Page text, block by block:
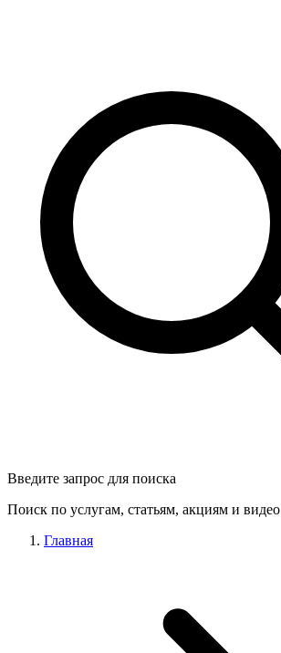
Введите запрос для поиска
Поиск по услугам, статьям, акциям и видео
Главная